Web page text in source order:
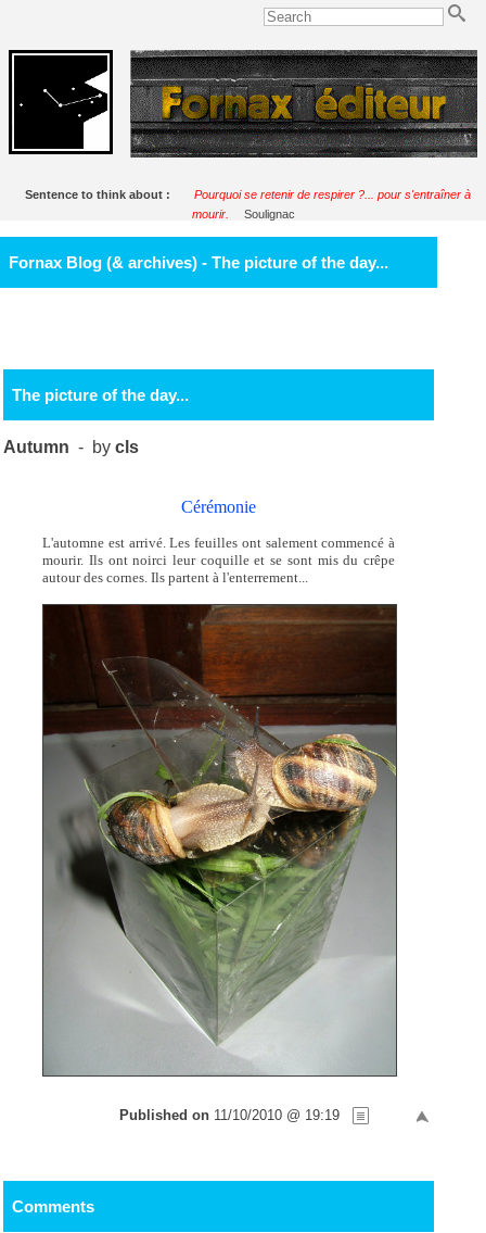
Sentence to think about :
Pourquoi se retenir de respirer ?... pour s'entraîner à
mourir.
Soulignac
Fornax Blog (& archives) - The picture of the day...
The picture of the day...
Autumn - bycls
Cérémonie
L'automne est arrivé. Les feuilles ont salement commencé à
mourir. Ils ont noirci leur coquille et se sont mis du crêpe
autour des cornes. Ils partent à l'enterrement...
Published on 11/10/2010 @ 19:19
Comments